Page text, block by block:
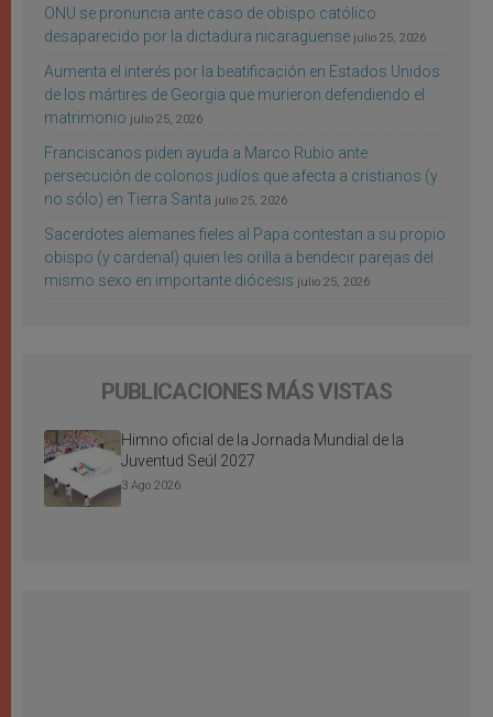
ONU se pronuncia ante caso de obispo católico
desaparecido por la dictadura nicaragüense julio 25, 2026
Aumenta el interés por la beatificación en Estados Unidos
de los mártires de Georgia que murieron defendiendo el
matrimonio julio 25, 2026
Franciscanos piden ayuda a Marco Rubio ante
persecución de colonos judíos que afecta a cristianos (y
no sólo) en Tierra Santa julio 25, 2026
Sacerdotes alemanes fieles al Papa contestan a su propio
obispo (y cardenal) quien les orilla a bendecir parejas del
mismo sexo en importante diócesis julio 25, 2026
PUBLICACIONES MÁS VISTAS
Himno oficial de la Jornada Mundial de la
Juventud Seúl 2027
3 Ago 2026